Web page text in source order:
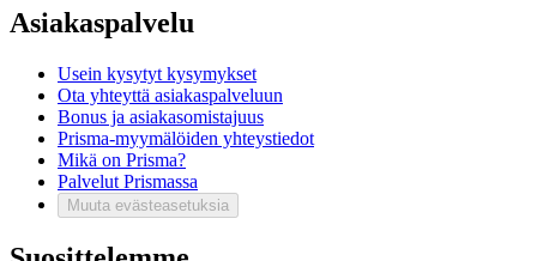
Asiakaspalvelu
Usein kysytyt kysymykset
Ota yhteyttä asiakaspalveluun
Bonus ja asiakasomistajuus
Prisma-myymälöiden yhteystiedot
Mikä on Prisma?
Palvelut Prismassa
Muuta evästeasetuksia